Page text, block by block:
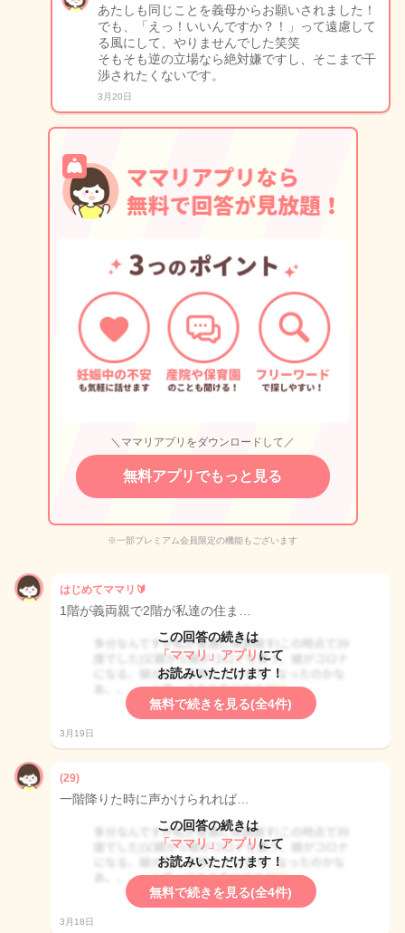
あたしも同じことを義母からお願いされました！
でも、「えっ！いいんですか？！」って遠慮して
る風にして、やりませんでした笑笑
そもそも逆の立場なら絶対嫌ですし、そこまで干
渉されたくないです。
3月20日
＼ママリアプリをダウンロードして／
無料アプリでもっと見る
※一部プレミアム会員限定の機能もございます
はじめてママリ🔰
1階が義両親で2階が私達の住ま…
この回答の続きは
「ママリ」アプリ にて
お読みいただけます！
無料で続きを見る(全4件)
3月19日
(29)
一階降りた時に声かけられれば…
この回答の続きは
「ママリ」アプリ にて
お読みいただけます！
無料で続きを見る(全4件)
3月18日